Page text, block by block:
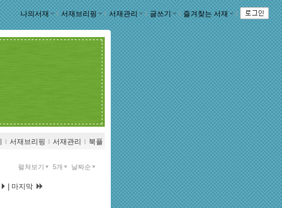
나의서재 ｌ 서재브리핑 ｌ 서재관리 ｌ 글쓰기 ｌ 즐겨찾는 서재 ｌ
ｌ 서재브리핑 ｌ 서재관리 ｌ 북플
펼쳐보기 5개 날짜순
마지막